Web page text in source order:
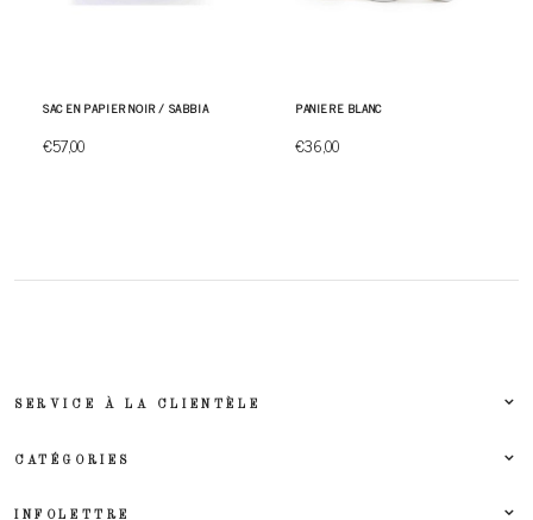
SAC EN PAPIER NOIR / SABBIA
€57,00
PANIERE BLANC
€36,00
SERVICE À LA CLIENTÈLE
CATÉGORIES
INFOLETTRE